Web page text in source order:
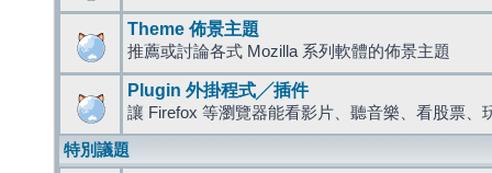
Theme 佈景主題
推薦或討論各式 Mozilla 系列軟體的佈景主題
Plugin 外掛程式╱插件
讓 Firefox 等瀏覽器能看影片、聽音樂、看股票、
特別議題